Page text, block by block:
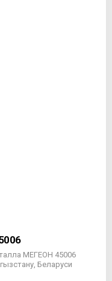
МЕГЕОН 45006
Беларуси